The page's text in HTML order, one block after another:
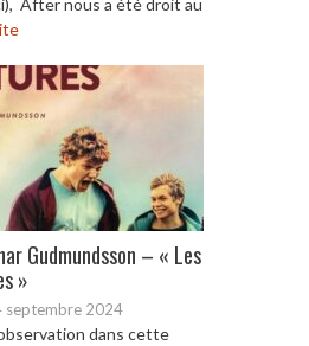
After nous a été droit au
Gudmundsson – « Les
»
septembre 2024
dans cette